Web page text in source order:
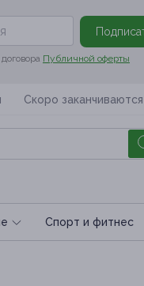
Публичной оферты
Скоро заканчиваются
Спoрт и фитнес